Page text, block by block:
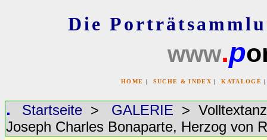
Die
www.p
HOME | SUCHE & INDEX |KATALOGE
Startseite > GALERIE >
Joseph Charles Bonaparte, Herzog von